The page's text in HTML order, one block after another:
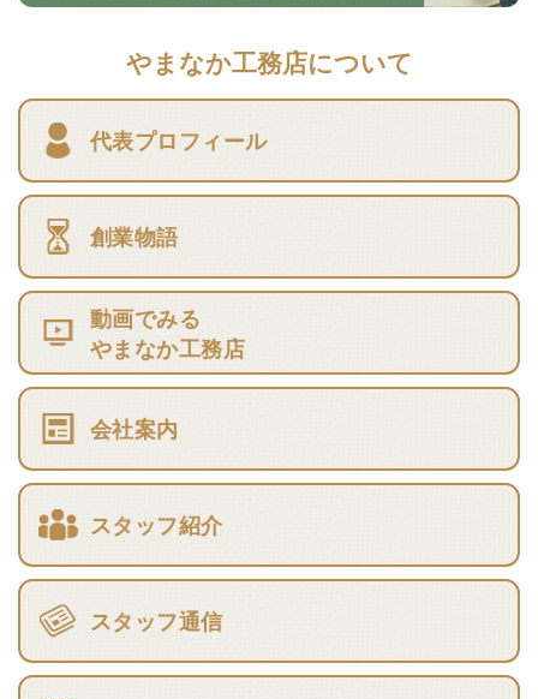
やまなか工務店について
代表プロフィール
創業物語
動画でみる
やまなか工務店
会社案内
スタッフ紹介
スタッフ通信